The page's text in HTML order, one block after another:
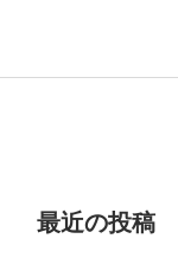
最近の投稿